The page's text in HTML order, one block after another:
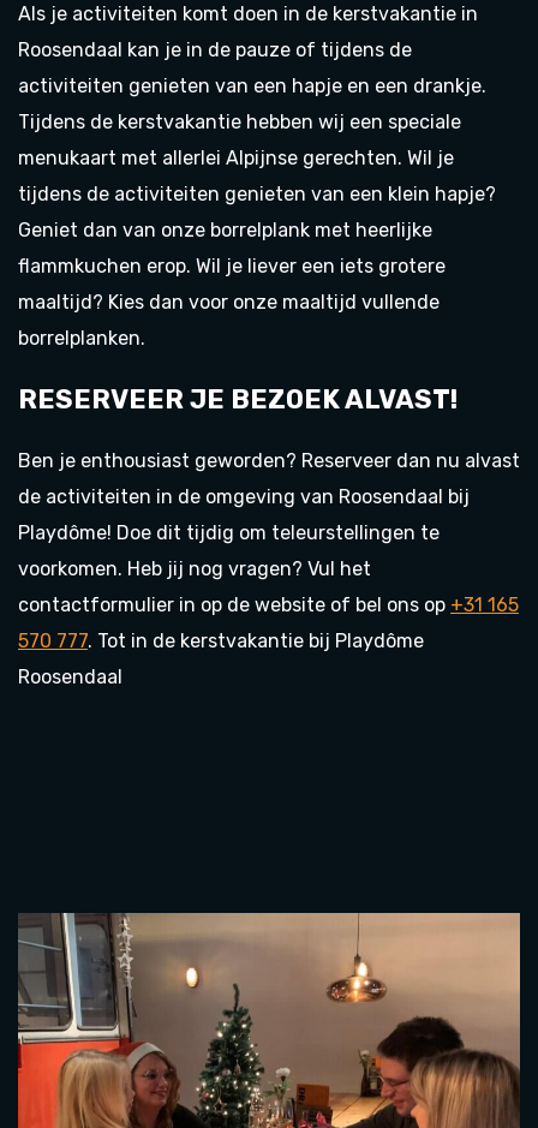
Als je activiteiten komt doen in de kerstvakantie in
Roosendaal kan je in de pauze of tijdens de
activiteiten genieten van een hapje en een drankje.
Tijdens de kerstvakantie hebben wij een speciale
menukaart met allerlei Alpijnse gerechten. Wil je
tijdens de activiteiten genieten van een klein hapje?
Geniet dan van onze borrelplank met heerlijke
flammkuchen erop. Wil je liever een iets grotere
maaltijd? Kies dan voor onze maaltijd vullende
borrelplanken.
RESERVEER JE BEZOEK ALVAST!
Ben je enthousiast geworden? Reserveer dan nu alvast
de activiteiten in de omgeving van Roosendaal bij
Playdôme! Doe dit tijdig om teleurstellingen te
voorkomen. Heb jij nog vragen? Vul het
contactformulier in op de website of bel ons op +31 165
570 777. Tot in de kerstvakantie bij Playdôme
Roosendaal